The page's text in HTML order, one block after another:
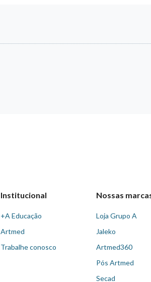
Institucional
+A Educação
Artmed
Trabalhe conosco
Nossas
Loja Grupo A
Jaleko
Artmed360
Pós Artmed
Secad